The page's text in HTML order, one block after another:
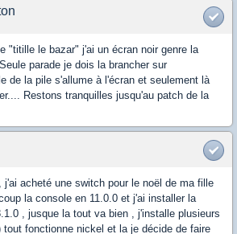
"titille le bazar" j'ai un écran noir genre la
parade je dois la brancher sur
de la pile s'allume à l'écran et seulement là
Restons tranquilles jusqu'au patch de la
j'ai acheté une switch pour le noël de ma fille
la console en 11.0.0 et j'ai installer la
, jusque la tout va bien , j'installe plusieurs
fonctionne nickel et la je décide de faire